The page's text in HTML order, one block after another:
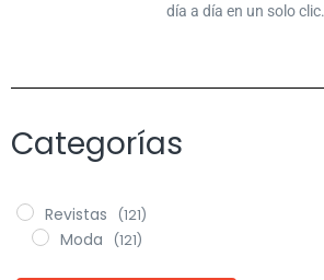
día a día en un solo clic.
Categorías
Revistas (121)
Moda (121)